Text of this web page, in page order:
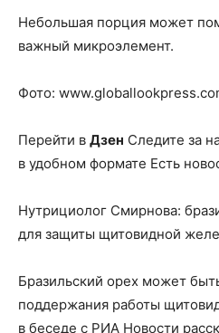
Небольшая порция может
важный микроэлемент.
Фото:
Перейти в Дзен Следите за
в удобном формате Есть
Нутрициолог Смирнова:
для защиты щитовидной
Бразильский орех может
поддержания работы
в беседе с РИА Новости